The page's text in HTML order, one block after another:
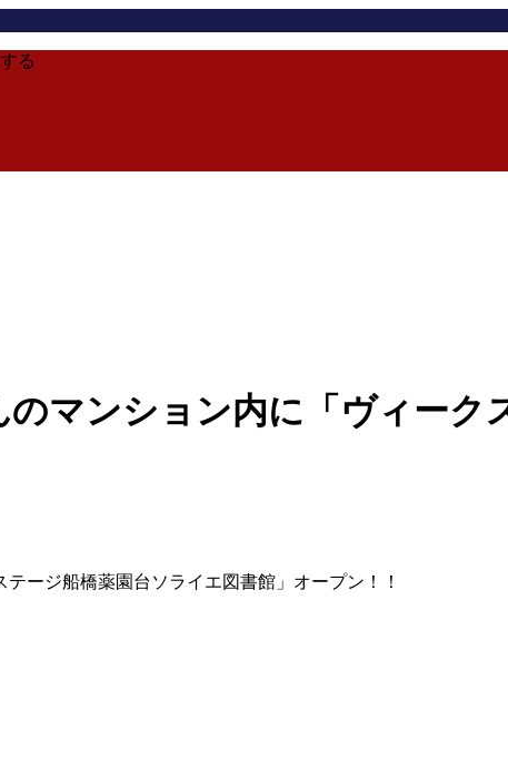
る
マンション内に「ヴィーク